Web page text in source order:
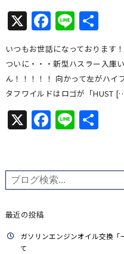
X Facebook
Line共
有
いつもお世話になっております
ついに・・・新型ハスラー入庫
ん！！！！！ 向かって左がハイ
タフワイルドはロゴが「HUST
X Facebook
Line共
最近の投稿
ガソリンエンジンオイル交換
て